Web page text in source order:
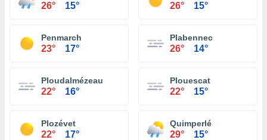
26° 15° 26° 15°
Penmarch
23° 17°
Plabennec
26° 14°
Ploudalmézeau
22° 16°
Plouescat
22° 15°
Plozévet
22° 17°
Quimperlé
29° 15°